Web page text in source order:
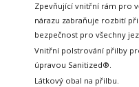
Zpevňující vnitřní rám pro
nárazu zabraňuje rozbití
bezpečnost pro všechny
Vnitřní polstrování přilby
úpravou Sanitized®.
Látkový obal na přilbu.